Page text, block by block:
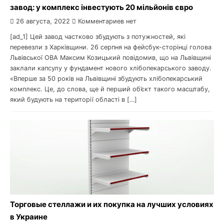
завод: у комплекс інвестують 20 мільйонів євро
26 августа, 2022 Комментариев нет
[ad_1] Цей завод частково збудують з потужностей, які
перевезли з Харківщини. 26 серпня на фейсбук-сторінці голова
Львівської ОВА Максим Козицький повідомив, що на Львівщині
заклали капсулу у фундамент нового хлібопекарського заводу.
«Вперше за 50 років на Львівщині збудують хлібопекарський
комплекс. Це, до слова, ще й перший об’єкт такого масштабу,
який будують на території області в […]
Торговые стеллажи и их покупка на лучших условиях
в Украине